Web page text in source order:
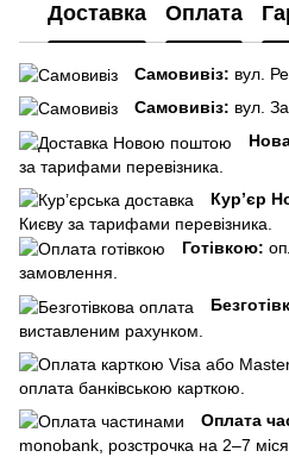
Доставка Оплата
Самовивіз: вул.
Самовивіз: вул.
за тарифами перевізника.
Кур’єр
Києву за тарифами перевізника.
Готівкою:
замовлення.
виставленим рахунком.
оплата банківською карткою.
Оплата
monobank, розстрочка на 2–7